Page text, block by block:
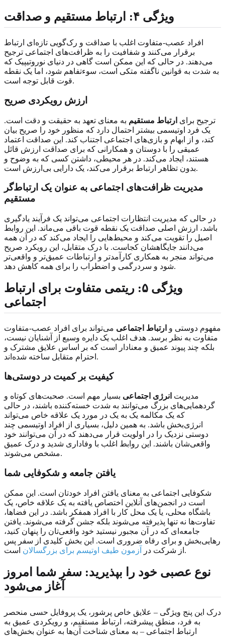
ویژگی ۴: ارتباط مستقیم و صداقت
افراد عصب‌-متفاوت اغلب با صداقت و رک‌گویی تازه‌ای ارتباط
برقرار می‌کنند و شفافیت را به ظرافت‌های اجتماعی ترجیح
می‌دهند. در حالی که این ممکن است گاهی در دنیای نوروتیپیک که
به شدت به قوانین ناگفته متکی است، سوءتفاهم شود، اما یک نقطه
قوت قابل توجه است.
ارزش رویکردی صریح
ترجیح برای ارتباط مستقیم به معنای تعهد به حقیقت و دقت است.
یک فرد اوتیسمی بیشتر احتمال دارد که منظور خود را صریح بیان
کند، و از ابهام و بازی‌های اجتماعی اجتناب کند. این صداقت اعتماد
عمیقی را با دوستان و همکارانی که برای صداقت ارزش قائل
هستند، ایجاد می‌کند. در هر محیطی، داشتن کسی که به وضوح و
بدون تظاهر ارتباط برقرار می‌کند، یک دارایی بی‌ارزش است.
مدیریت ظرافت‌های اجتماعی به عنوان یک ارتباط‌گر
مستقیم
در حالی که مدیریت انتظارات اجتماعی می‌تواند یک فرآیند یادگیری
باشد، ارزش اصلی صداقت یک نقطه قوت باقی می‌ماند. این روابط
اصیل را تقویت می‌کند و محیط‌هایی را ایجاد می‌کند که در آن همه
می‌دانند جایگاهشان کجاست. با درک متقابل، این رویکرد صریح
می‌تواند منجر به همکاری کارآمدتر و ارتباطات عمیق‌تر و واقعی‌تر
شود و سردرگمی و اضطراب را برای همه کاهش دهد.
ویژگی ۵: ریتمی متفاوت برای ارتباط
اجتماعی
مفهوم دوستی و ارتباط اجتماعی می‌تواند برای افراد عصب‌-متفاوت
متفاوت به نظر برسد. هدف اغلب یک دایره وسیع از آشنایان نیست،
بلکه چند پیوند عمیق و معنادار است که بر اساس علایق مشترک و
احترام متقابل ساخته شده‌اند.
کیفیت بر کمیت در دوستی‌ها
مدیریت انرژی اجتماعی بسیار مهم است. صحبت‌های کوتاه و
گردهمایی‌های بزرگ می‌توانند به شدت خسته‌کننده باشند، در حالی
که یک مکالمه یک به یک در مورد یک علاقه خاص می‌تواند
انرژی‌بخش باشد. به همین دلیل، بسیاری از افراد اوتیسمی چند
دوستی نزدیک را در اولویت قرار می‌دهند که در آن می‌توانند خود
واقعی‌شان باشند. این روابط اغلب با وفاداری شدید و درک عمیق
مشخص می‌شوند.
یافتن جامعه و شکوفایی شما
شکوفایی اجتماعی به معنای یافتن افراد خودتان است. این ممکن
است در انجمن‌های آنلاین اختصاص یافته به یک علاقه خاص، یک
باشگاه محلی، یا یک محل کار با افراد همفکر باشد. در این فضاها،
تفاوت‌ها نه تنها پذیرفته می‌شوند بلکه جشن گرفته می‌شوند. یافتن
جامعه‌ای که در آن مجبور نیستید خود واقعی‌تان را پنهان کنید،
رهایی‌بخش و برای رفاه ضروری است. این بخش کلیدی از سفر پس
از شرکت در
آزمون طیف اوتیسم برای بزرگسالان است.
نوع عصبی خود را بپذیرید: سفر شما امروز
آغاز می‌شود
درک این پنج ویژگی – علایق خاص پرشور، یک پروفایل حسی منحصر
به فرد، منطق پیشرفته، ارتباط مستقیم، و رویکردی عمیق به
ارتباط اجتماعی – به معنای شناخت آن‌ها به عنوان بخش‌های